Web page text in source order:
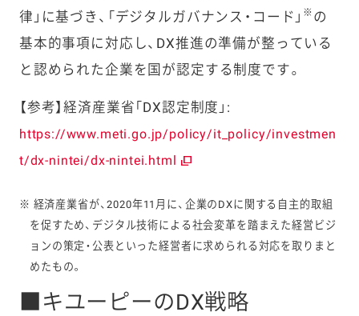
律」に基づき、「デジタルガバナンス・コード」 ※ の
基本的事項に対応し、DX推進の準備が整っている
と認められた企業を国が認定する制度です。
【参考】経済産業省「DX認定制度」:
https://www.meti.go.jp/policy/it_policy/investmen
t/dx-nintei/dx-nintei.html
※ 経済産業省が、2020年11月に、企業のDXに関する自主的取組
を促すため、デジタル技術による社会変革を踏まえた経営ビジ
ョンの策定・公表といった経営者に求められる対応を取りまと
めたもの。
■キユーピーのDX戦略